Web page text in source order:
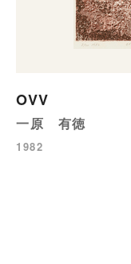
OVV
一原 有徳
1982